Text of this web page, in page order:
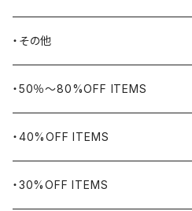
BIG BILL
WORKERS BIGDAY
BHADUR
Bills KHAKIS
バングル・ブレスレット
リング
ネックレス・ペンダント
ピンズ・ブローチ
・その他
ヴィンテージ
アウトドア用品
ナバホラグ・ビンテージラグ
・50％〜80%OFF ITEMS
・40%OFF ITEMS
・30%OFF ITEMS